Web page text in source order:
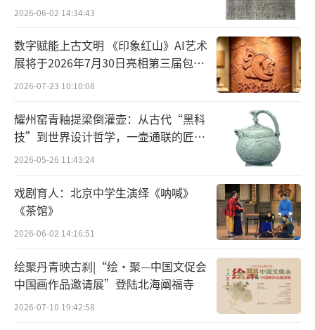
原来，黄袍怪是天界二十八宿中的奎木狼
转世，而百花羞的前身是披香殿中侍香的玉
女，因彼此爱慕思凡，双双下界投胎，于红尘
中结百年之好。令人唏嘘的是，投生为宝象国
念旧盟，便在八月十五月圆之夜乘风而来将她
掳走，以期再续前缘。如此看来，宝象国中秋
夜的灾难，其实是百花羞的命中劫数。
最后，借由师徒四人和天界诸仙之力，黄
袍怪还原为奎木狼，跟随玉帝位归天庭。而百
回到父母身边，不明了那个被她埋怨了十三年
的霸道魔王，曾是她心头皎若云间月的才貌仙
郎。
2026-06-02 14:34:43
数字赋能上古文明 《印象红山》AI艺术
展将于2026年7月30日亮相第三届包头
艺博会
2026-07-23 10:10:08
耀州窑青釉提梁倒灌壶：从古代“黑科
技”到世界设计哲学，一壶通联的匠心
宇宙
2026-05-26 11:43:24
戏剧育人：北京中学生演绎《呐喊》
《茶馆》
2026-06-02 14:16:51
绘聚丹青映古刹|“绘·聚—中国文促会
中国画作品邀请展”登陆北海阐福寺
2026-07-10 19:42:58